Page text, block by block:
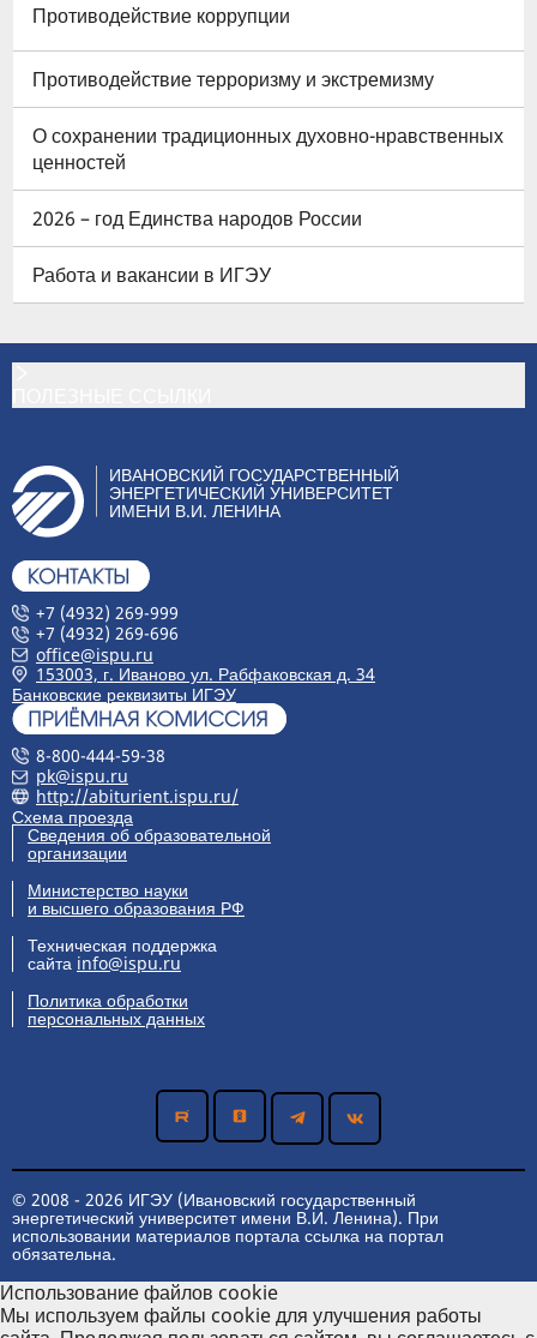
Противодействие коррупции
Противодействие терроризму и экстремизму
О сохранении традиционных духовно-нравственных
ценностей
2026 – год Единства народов России
Работа и вакансии в ИГЭУ
ИВАНОВСКИЙ ГОСУДАРСТВЕННЫЙ
ЭНЕРГЕТИЧЕСКИЙ УНИВЕРСИТЕТ
ИМЕНИ В.И. ЛЕНИНА
+7 (4932) 269-999
+7 (4932) 269-696
office@ispu.ru
153003, г. Иваново ул. Рабфаковская д. 34
Банковские реквизиты ИГЭУ
8-800-444-59-38
pk@ispu.ru
http://abiturient.ispu.ru/
Схема проезда
Сведения об образовательной
организации
Министерство науки
и высшего образования РФ
Техническая поддержка
сайта info@ispu.ru
Политика обработки
персональных данных
© 2008 - 2026 ИГЭУ (Ивановский государственный
энергетический университет имени В.И. Ленина). При
использовании материалов портала ссылка на портал
обязательна.
Использование файлов cookie
Мы используем файлы cookie для улучшения работы